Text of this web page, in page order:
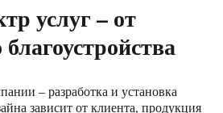
услуг – от
– разработка и установка
зависит от клиента, продукция